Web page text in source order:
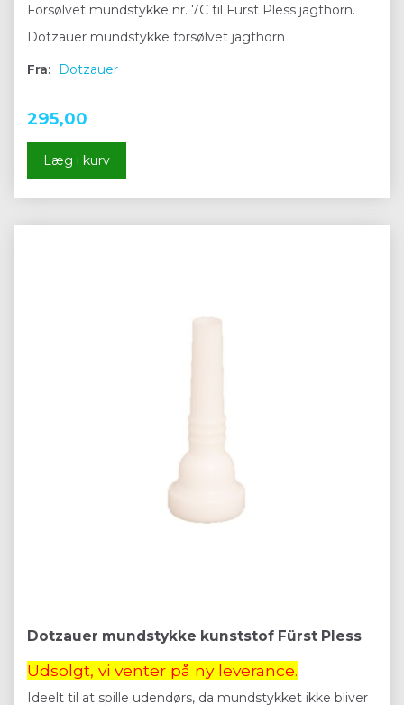
Forsølvet mundstykke nr. 7C til Fürst Pless jagthorn.
Dotzauer mundstykke forsølvet jagthorn
Fra: Dotzauer
295,00
Læg i kurv
Dotzauer mundstykke kunststof Fürst Pless
Udsolgt, vi venter på ny leverance.
Ideelt til at spille udendørs, da mundstykket ikke bliver